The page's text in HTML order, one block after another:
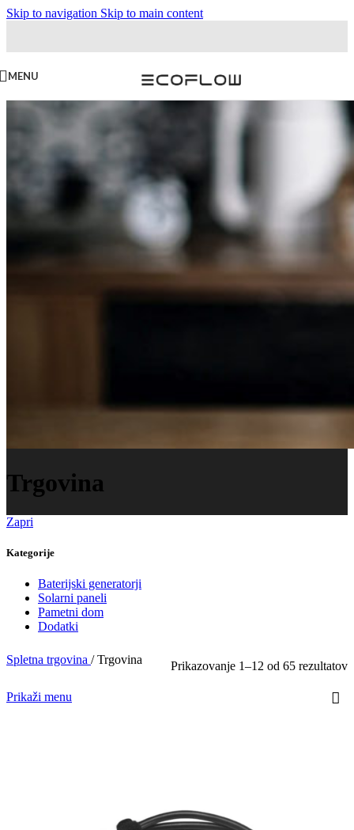
Skip to navigation Skip to main content
MENU
Trgovina
Zapri
Kategorije
Baterijski generatorji
Solarni paneli
Pametni dom
Dodatki
Spletna trgovina / Trgovina Prikazovanje 1–12 od 65 rezultatov
Prikaži menu